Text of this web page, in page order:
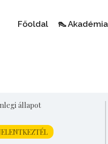
Főoldal 👠 Akadémia
állapot